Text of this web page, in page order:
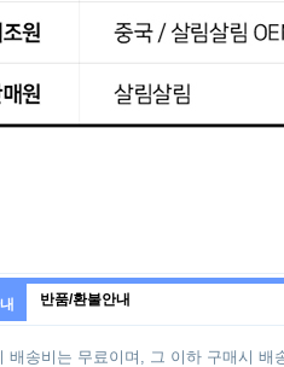
반품/환불안내
배송비는 무료이며, 그 이하 구매시 배